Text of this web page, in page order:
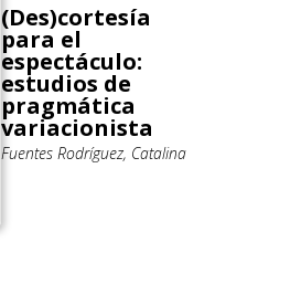
(Des)cortesía
para el
espectáculo:
estudios de
pragmática
variacionista
Fuentes Rodríguez, Catalina